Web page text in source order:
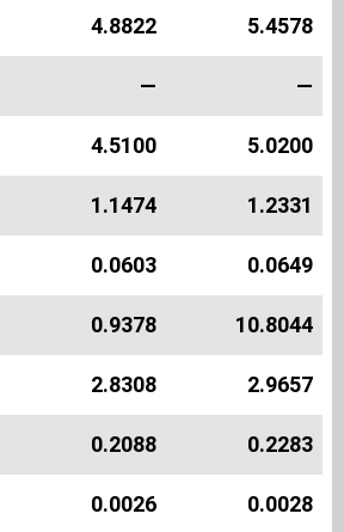
4.8822 5.4578
— —
4.5100 5.0200
1.1474 1.2331
0.0603 0.0649
0.9378 10.8044
2.8308 2.9657
0.2088 0.2283
0.0026 0.0028